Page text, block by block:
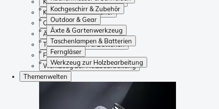
Kochgeschirr & Zubehör
Outdoor & Gear
Äxte & Gartenwerkzeug
Taschenlampen & Batterien
Ferngläser
Werkzeug zur Holzbearbeitung
Kochgeschirr & Zubehör
Outdoor & Gear
Äxte & Gartenwerkzeug
Taschenlampen & Batterien
Ferngläser
Werkzeug zur Holzbearbeitung
Themenwelten